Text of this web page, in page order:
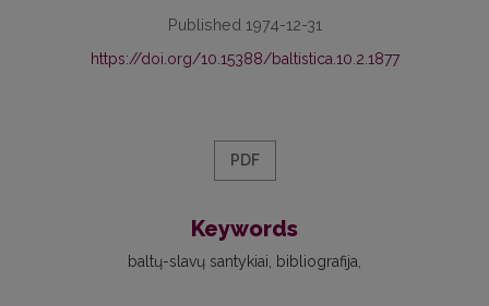
Published 1974-12-31
https://doi.org/10.15388/baltistica.10.2.1877
PDF
Keywords
baltų-slavų santykiai bibliografija